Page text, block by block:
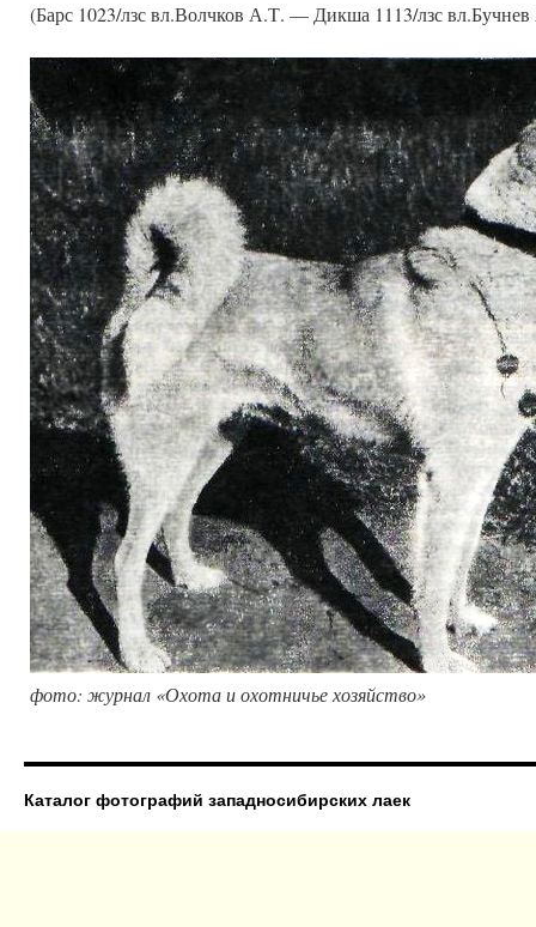
(Барс 1023/лзс вл.Волчков А.Т. — Дикша 1113/лзс
фото: журнал «Охота и охотничье хозяйство»
Каталог фотографий западносибирских лаек